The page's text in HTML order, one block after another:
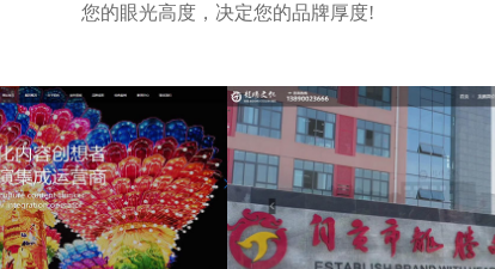
您的眼光高度，决定您的品牌厚度!